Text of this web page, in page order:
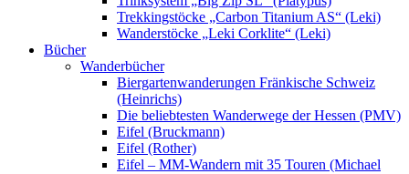
Trekkingstöcke „Carbon Titanium AS“ (Leki)
Wanderstöcke „Leki Corklite“ (Leki)
Bücher
Wanderbücher
Biergartenwanderungen Fränkische Schweiz
(Heinrichs)
Die beliebtesten Wanderwege der Hessen (PMV)
Eifel (Bruckmann)
Eifel (Rother)
Eifel – MM-Wandern mit 35 Touren (Michael